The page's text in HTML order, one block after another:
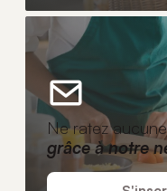
Ne ratez
grâce à notre